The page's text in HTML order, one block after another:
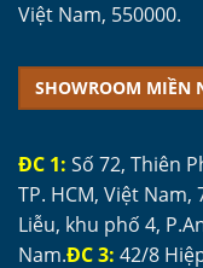
Việt Nam, 550000.
SHOWROOM MIỀN
ĐC 1: Số 72, Thiên
TP. HCM, Việt Nam,
Liễu, khu phố 4,
Nam.ĐC 3: 42/8